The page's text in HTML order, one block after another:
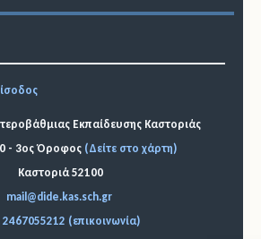
Εκπαίδευσης Καστοριάς
- 3ος Όροφος (Δείτε στο χάρτη)
Καστοριά 52100
mail@dide.kas.sch.gr
2467055212 (επικοινωνία)